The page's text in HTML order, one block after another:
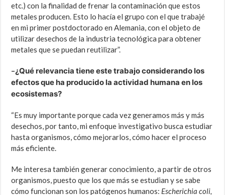
etc.) con la finalidad de frenar la contaminación que estos
metales producen. Esto lo hacía el grupo con el que trabajé
en mi primer postdoctorado en Alemania, con el objeto de
utilizar desechos de la industria tecnológica para obtener
metales que se puedan reutilizar”.
–¿Qué relevancia tiene este trabajo considerando los
efectos que ha producido la actividad humana en los
ecosistemas?
“Es muy importante porque cada vez generamos más y más
desechos, por tanto, mi enfoque investigativo busca estudiar
hasta organismos, cómo mejorarlos, cómo hacer el proceso
más eficiente.
Me interesa también generar conocimiento, a partir de otros
organismos, puesto que los que más se estudian y se sabe
cómo funcionan son los patógenos humanos: Escherichia coli,